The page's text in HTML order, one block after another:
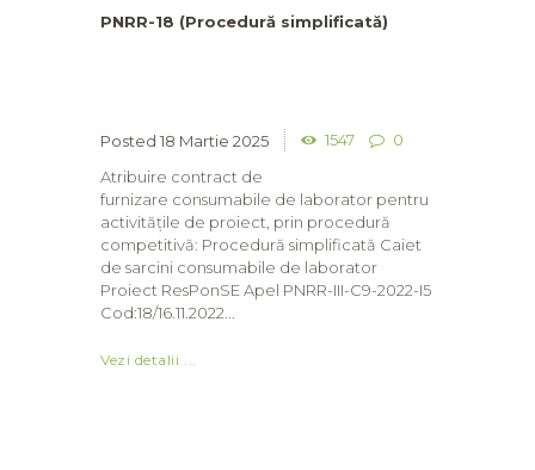
PNRR-18 (Procedură simplificată)
18 Martie 2025 1547
0
Atribuire contract de
furnizare consumabile de laborator pentru
activitățile de proiect, prin procedură
competitivă: Procedură simplificată Caiet
de sarcini consumabile de laborator
Proiect ResPonSE Apel PNRR-III-C9-2022-I5
Cod:18/16.11.2022...
Vezi detalii ...